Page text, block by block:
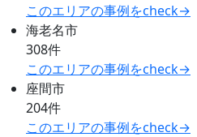
このエリアの事例をcheck→
海老名市
308件
このエリアの事例をcheck→
座間市
204件
このエリアの事例をcheck→